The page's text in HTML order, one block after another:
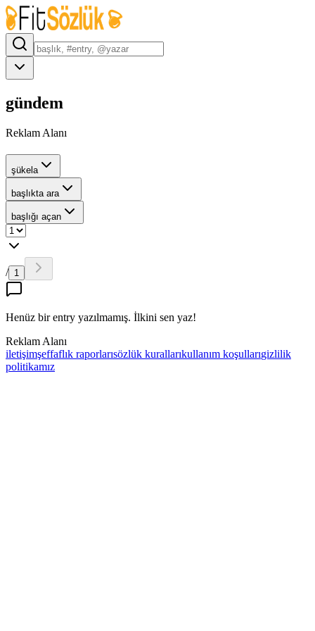
gündem
Reklam Alanı
şükela
başlıkta ara
başlığı açan
/ 1
Henüz bir entry yazılmamış. İlkini sen yaz!
Reklam Alanı
iletişimşeffaflık raporlarısözlük kurallarıkullanım koşullarıgizlilik
politikamız